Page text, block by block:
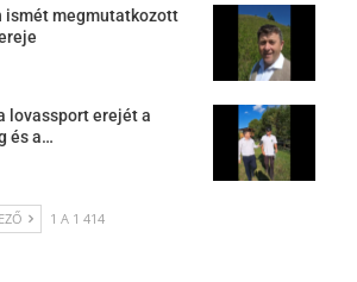
ismét megmutatkozott
lovassport erejét a
és a…
1 A 1 414